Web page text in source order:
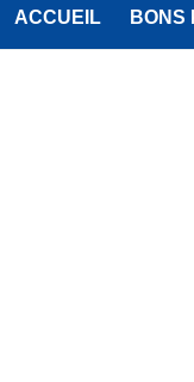
ACCUEIL BONS